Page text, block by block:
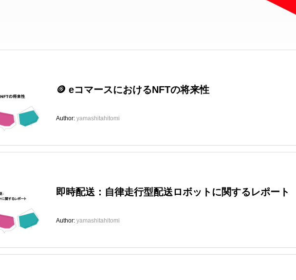
🪙 eコマースにおけるNFTの将来性
Author: yamashitahitomi
即時配送：自律走行型配送ロボットに関するレポート
Author: yamashitahitomi